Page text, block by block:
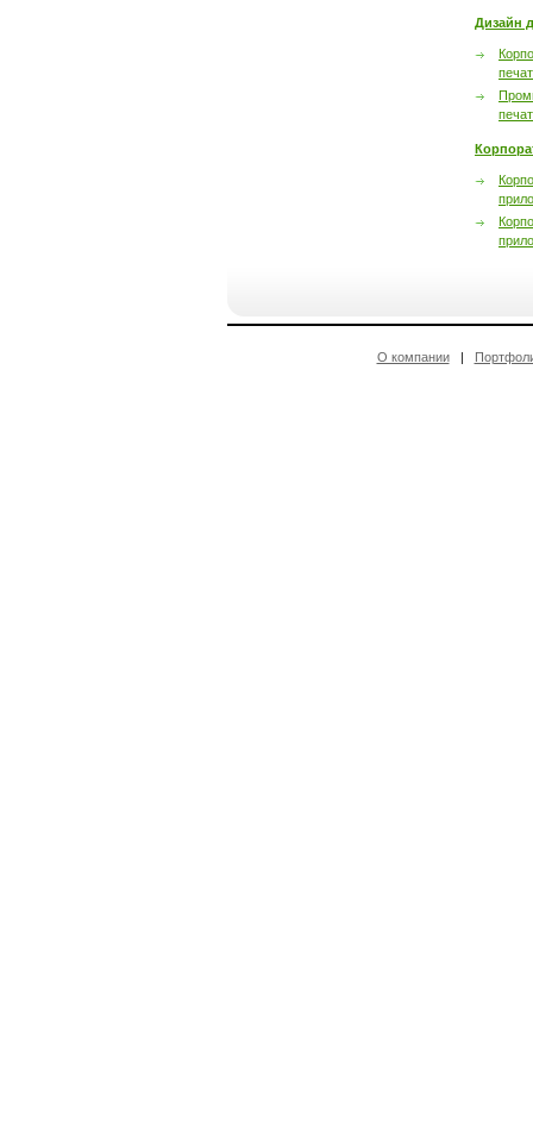
Дизайн
О компании|